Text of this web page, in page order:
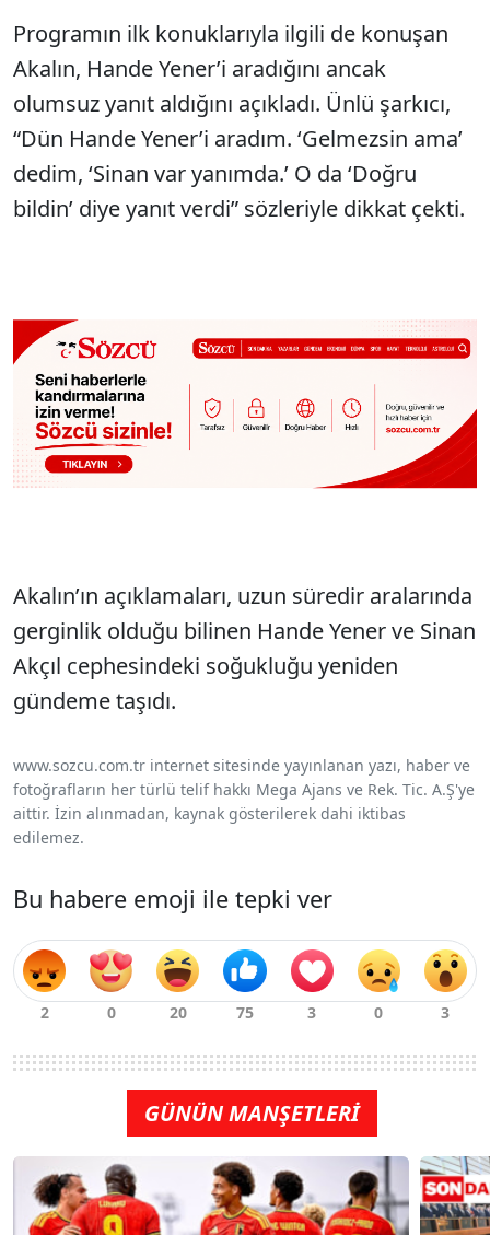
Programın ilk konuklarıyla ilgili de konuşan
Akalın, Hande Yener’i aradığını ancak
olumsuz yanıt aldığını açıkladı. Ünlü şarkıcı,
“Dün Hande Yener’i aradım. ‘Gelmezsin ama’
dedim, ‘Sinan var yanımda.’ O da ‘Doğru
bildin’ diye yanıt verdi” sözleriyle dikkat çekti.
Akalın’ın açıklamaları, uzun süredir aralarında
gerginlik olduğu bilinen Hande Yener ve Sinan
Akçıl cephesindeki soğukluğu yeniden
gündeme taşıdı.
www.sozcu.com.tr internet sitesinde yayınlanan yazı, haber ve
fotoğrafların her türlü telif hakkı Mega Ajans ve Rek. Tic. A.Ş'ye
aittir. İzin alınmadan, kaynak gösterilerek dahi iktibas
edilemez.
Bu habere emoji ile tepki ver
GÜNÜN MANŞETLERİ